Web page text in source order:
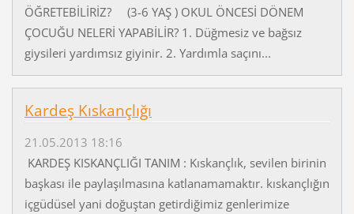
ÖĞRETEBİLİRİZ? (3-6 YAŞ ) OKUL ÖNCESİ DÖNEM
ÇOCUĞU NELERİ YAPABİLİR? 1. Düğmesiz ve bağsız
giysileri yardımsız giyinir. 2. Yardımla saçını...
Kardeş Kıskançlığı
21.05.2013 18:16
KARDEŞ KISKANÇLIĞI TANIM : Kıskançlık, sevilen birinin
başkası ile paylaşılmasına katlanamamaktır. kıskançlığın
içgüdüsel yani doğuştan getirdiğimiz genlerimize